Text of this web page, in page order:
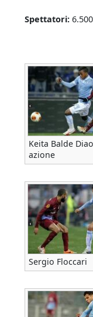
Spettatori:
Keita Balde
azione
Sergio Floccari